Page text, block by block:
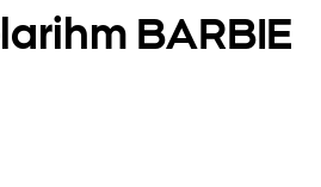
BARBIE